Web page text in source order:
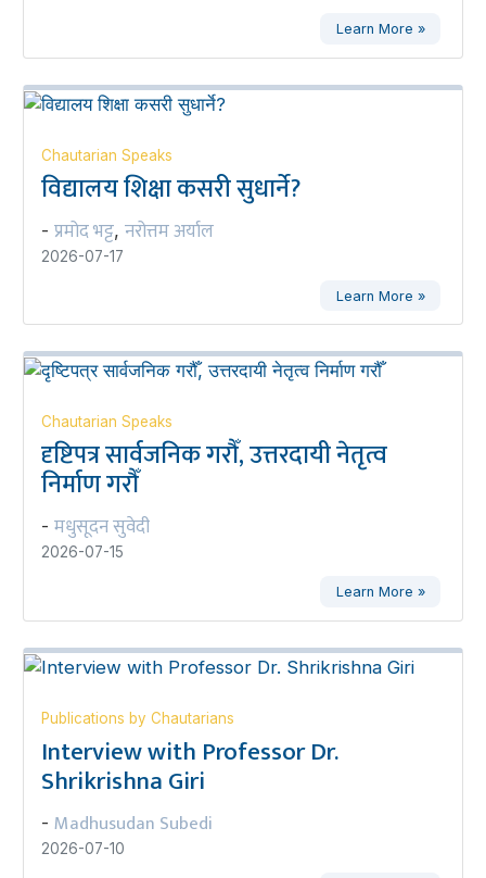
Learn More »
Chautarian Speaks
विद्यालय शिक्षा कसरी सुधार्ने?
- प्रमोद भट्ट, नरोत्तम अर्याल
2026-07-17
Learn More »
Chautarian Speaks
दृष्टिपत्र सार्वजनिक गरौँ, उत्तरदायी नेतृत्व
निर्माण गरौँ
- मधुसूदन सुवेदी
2026-07-15
Learn More »
Publications by Chautarians
Interview with Professor Dr.
Shrikrishna Giri
- Madhusudan Subedi
2026-07-10